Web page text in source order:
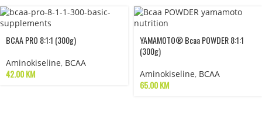
BCAA PRO 8:1:1 (300g)
Aminokiseline, BCAA
42.00KM
YAMAMOTO® Bcaa POWDER 8:1:1
(300g)
Aminokiseline, BCAA
65.00KM